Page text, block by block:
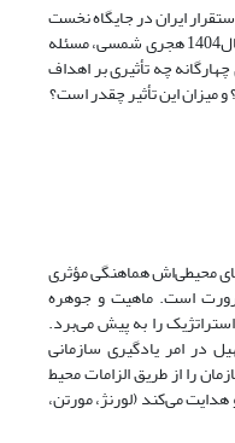
ایران در جایگاه نخست
اقتصادی، علمی و فناوری منطقه در افق سال1404 هجری شمسی، مسئله
چه تأثیری بر اهداف
محیطی‌اش هماهنگی مؤثری
است. ماهیت و جوهره
را به پیش می‌برد.
در امر یادگیری سازمانی
را از طریق الزامات محیط
می‌کند (لورنژ، مورتن،